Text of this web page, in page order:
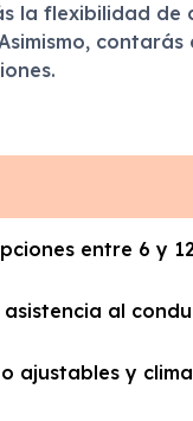
la flexibilidad
entre 6 y
asistencia al
ajustables y